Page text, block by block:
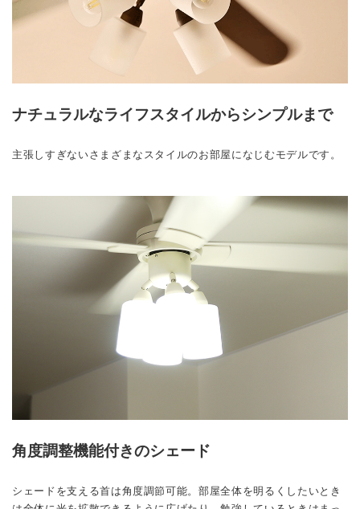
ナチュラルなライフスタイルからシンプルまで
主張しすぎないさまざまなスタイルのお部屋になじむモデルです。
角度調整機能付きのシェード
シェードを支える首は角度調節可能。部屋全体を明るくしたいとき